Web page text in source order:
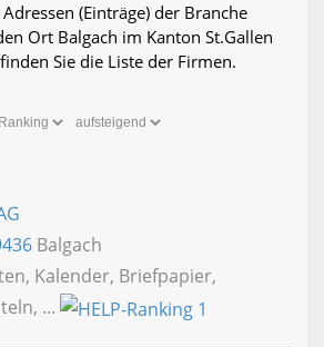
(Einträge) der Branche
Ort Balgach im Kanton St.Gallen
Sie die Liste der Firmen.
Balgach
Kalender, Briefpapier,
...